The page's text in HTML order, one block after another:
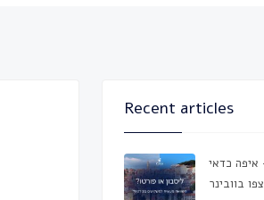
Recent articles
איפה כדאי
בוובינר